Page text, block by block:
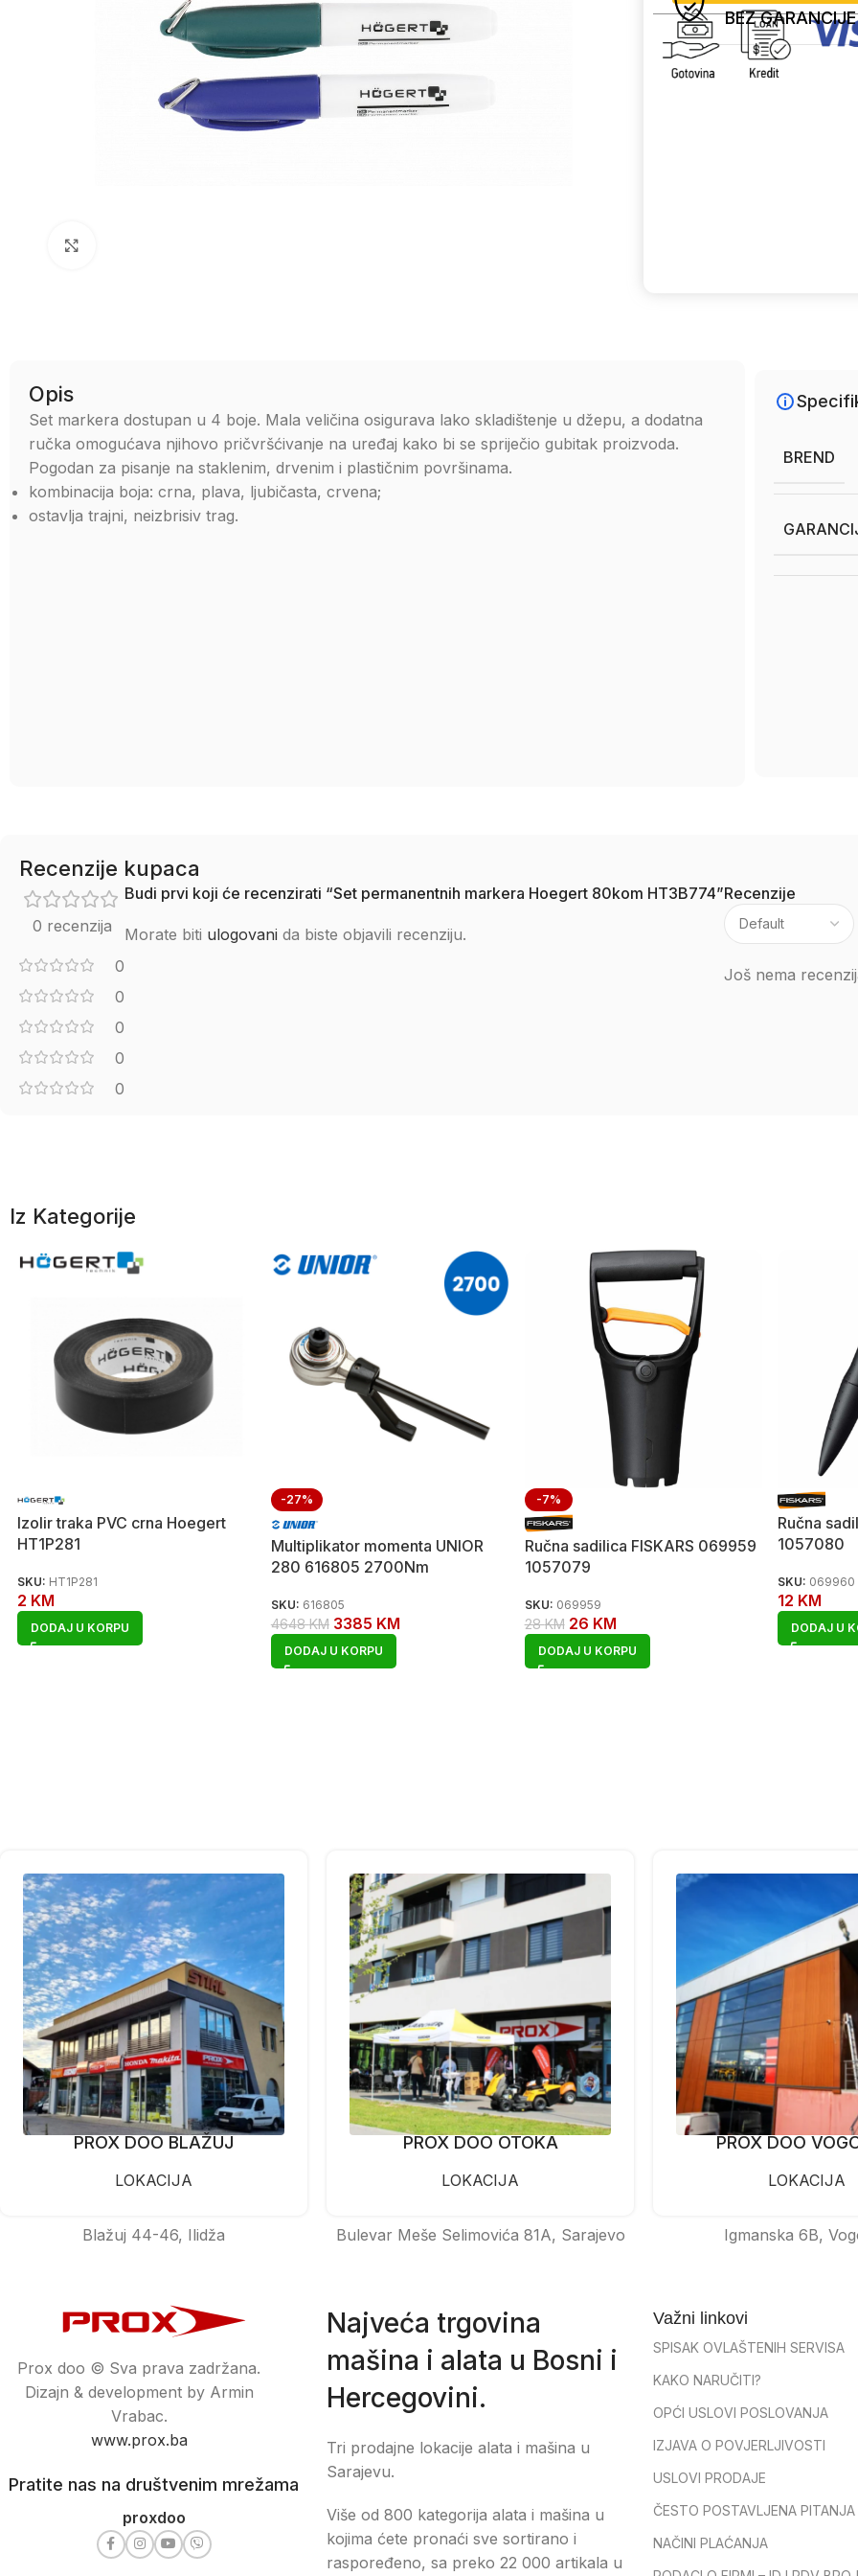
BEZ GARANCIJE
Opis
Set markera dostupan u 4 boje. Mala veličina osigurava lako skladištenje u džepu, a dodatna
ručka omogućava njihovo pričvršćivanje na uređaj kako bi se spriječio gubitak proizvoda.
Pogodan za pisanje na staklenim, drvenim i plastičnim površinama.
kombinacija boja: crna, plava, ljubičasta, crvena;
ostavlja trajni, neizbrisiv trag.
BREND
Recenzije kupaca
0 recenzija
0
0
0
0
0
Recenzije
Još nema
Budi prvi koji će recenzirati “Set permanentnih markera Hoegert 80kom HT3B774”
Morate biti ulogovani da biste objavili recenziju.
Iz Kategorije
Izolir traka PVC crna Hoegert
HT1P281
SKU: HT1P281
2 KM
DODAJ U KORPU
-27%
Multiplikator momenta UNIOR
280 616805 2700Nm
SKU: 616805
4648KM 3385 KM
DODAJ U KORPU
-7%
Ručna sadilica FISKARS 069959
1057079
SKU: 069959
28KM 26 KM
DODAJ U KORPU
Ručna
1057080
SKU: 069960
12 KM
DODAJ U
PROX DOO BLAŽUJ
LOKACIJA
Blažuj 44-46, Ilidža
PROX DOO OTOKA
LOKACIJA
Bulevar Meše Selimovića 81A, Sarajevo
PROX DOO
LOKACIJA
Igmanska 6B,
Prox doo © Sva prava zadržana.
Dizajn & development by Armin
Vrabac.
www.prox.ba
Pratite nas na društvenim mrežama
proxdoo
Najveća trgovina
mašina i alata u Bosni i
Hercegovini.
Tri prodajne lokacije alata i mašina u
Sarajevu.
Više od 800 kategorija alata i mašina u
kojima ćete pronaći sve sortirano i
raspoređeno, sa preko 22 000 artikala u
Važni linkovi
SPISAK OVLAŠTENIH SERVISA
KAKO NARUČITI?
OPĆI USLOVI POSLOVANJA
IZJAVA O POVJERLJIVOSTI
USLOVI PRODAJE
ČESTO POSTAVLJENA PITANJA
NAČINI PLAĆANJA